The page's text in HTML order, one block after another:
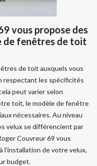
vous propose des
de fenêtres de toit
de toit auxquels vous
respectant les spécificités
peut varier selon
toit, le modèle de fenêtre
nécessaires. Au niveau
velux se différencient par
Couvreur 69 vous
l'installation de votre velux,
budget.